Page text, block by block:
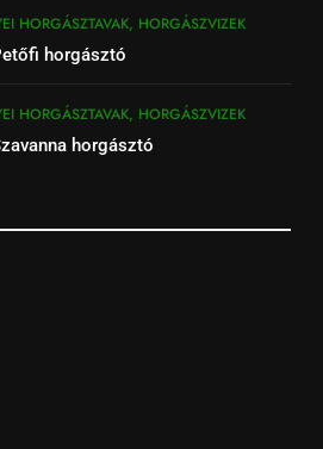
HORGÁSZTAVAK, HORGÁSZVIZEK
horgásztó
HORGÁSZTAVAK, HORGÁSZVIZEK
horgásztó